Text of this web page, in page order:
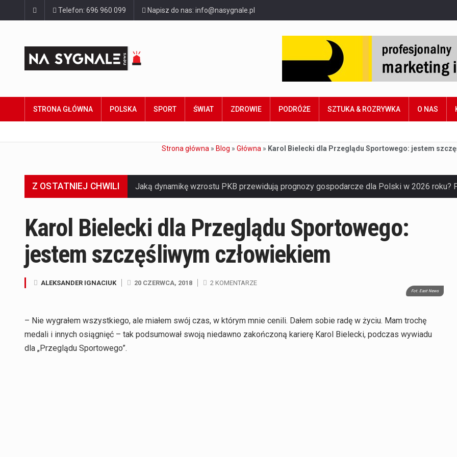
Telefon: 696 960 099 Napisz do nas: info@nasygnale.pl
STRONA GŁÓWNA POLSKA SPORT ŚWIAT ZDROWIE PODRÓŻE SZTUKA & ROZRYWKA O NAS
Strona główna » Blog » Główna » Karol Bielecki dla Przeglądu Sportowego: jestem
Z OSTATNIEJ CHWILI
Karol Bielecki dla Przeglądu Sportowego:
jestem szczęśliwym człowiekiem
ALEKSANDER IGNACIUK 20 CZERWCA, 2018 2 KOMENTARZE
Fot. East News
– Nie wygrałem wszystkiego, ale miałem swój czas, w którym mnie cenili. Dałem sobie radę w życiu. Mam trochę
medali i innych osiągnięć – tak podsumował swoją niedawno zakończoną karierę Karol Bielecki, podczas wywiadu
dla „Przeglądu Sportowego”.